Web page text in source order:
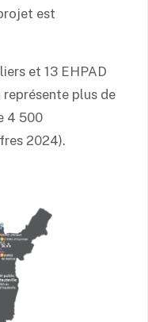
est
et 13 EHPAD
représente plus de
4 500
2024).